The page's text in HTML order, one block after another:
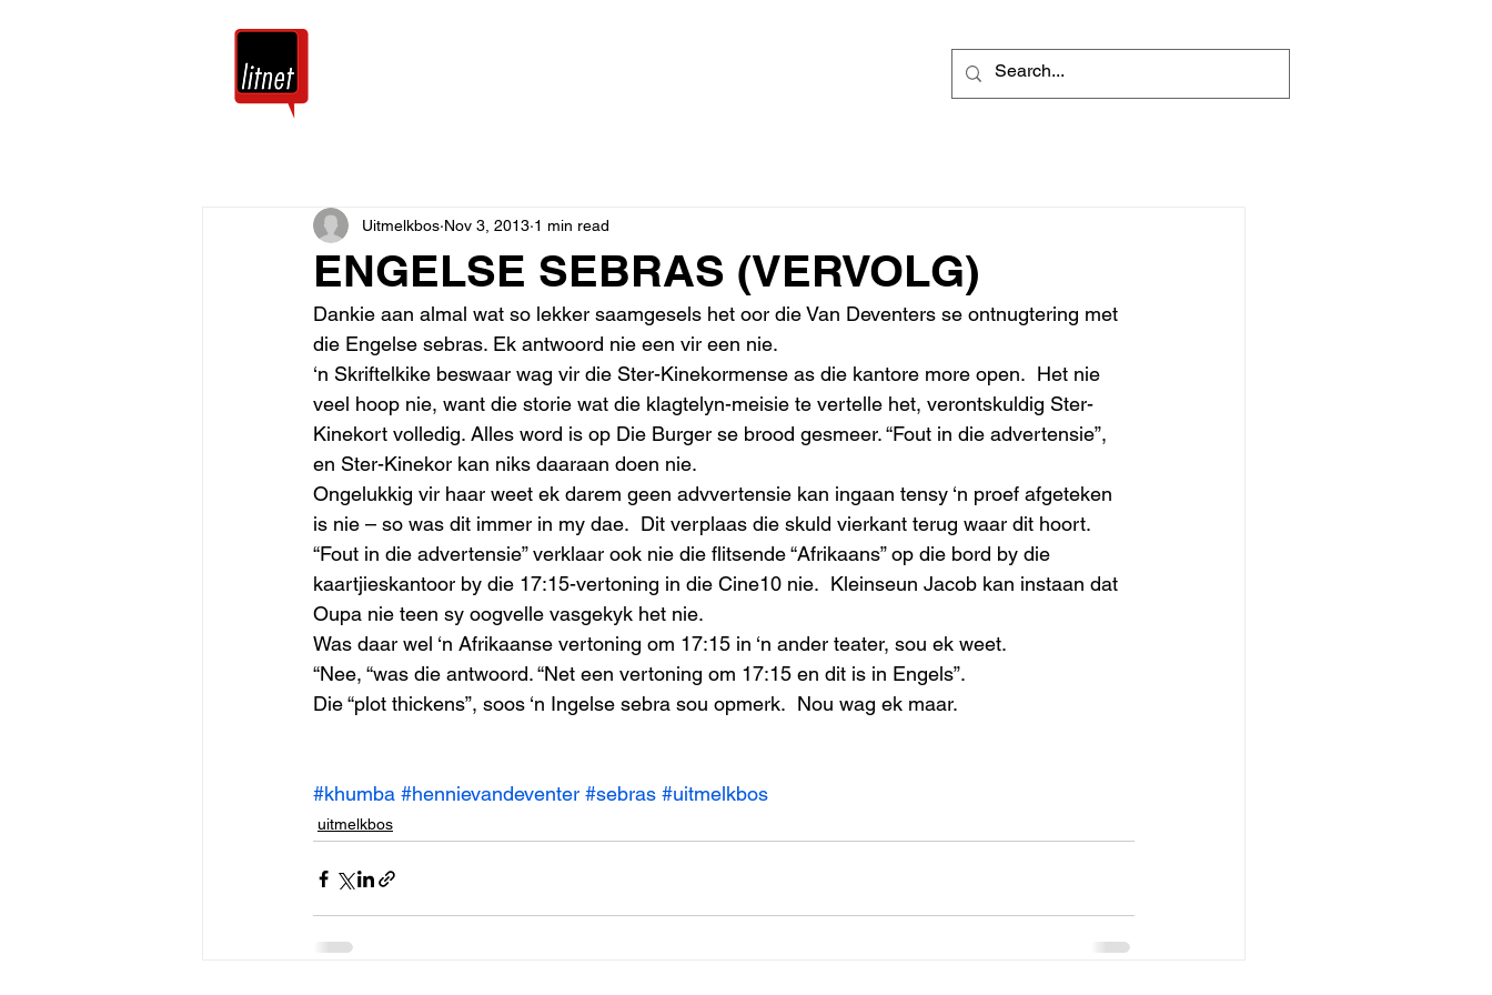
ENGELSE SEBRAS (VERVOLG)
Uitmelkbos Nov 3, 2013 1 min read
Dankie aan almal wat so lekker saamgesels het oor die Van Deventers se ontnugtering met
die Engelse sebras. Ek antwoord nie een vir een nie.
‘n Skriftelkike beswaar wag vir die Ster-Kinekormense as die kantore more open.  Het nie
veel hoop nie, want die storie wat die klagtelyn-meisie te vertelle het, verontskuldig Ster-
Kinekort volledig. Alles word is op Die Burger se brood gesmeer. “Fout in die advertensie”,
en Ster-Kinekor kan niks daaraan doen nie.
Ongelukkig vir haar weet ek darem geen advvertensie kan ingaan tensy ‘n proef afgeteken
is nie – so was dit immer in my dae.  Dit verplaas die skuld vierkant terug waar dit hoort.
“Fout in die advertensie” verklaar ook nie die flitsende “Afrikaans” op die bord by die
kaartjieskantoor by die 17:15-vertoning in die Cine10 nie.  Kleinseun Jacob kan instaan dat
Oupa nie teen sy oogvelle vasgekyk het nie.
Was daar wel ‘n Afrikaanse vertoning om 17:15 in ‘n ander teater, sou ek weet.
“Nee, “was die antwoord. “Net een vertoning om 17:15 en dit is in Engels”.
Die “plot thickens”, soos ‘n Ingelse sebra sou opmerk.  Nou wag ek maar.
#khumba #hennievandeventer #sebras #uitmelkbos
uitmelkbos